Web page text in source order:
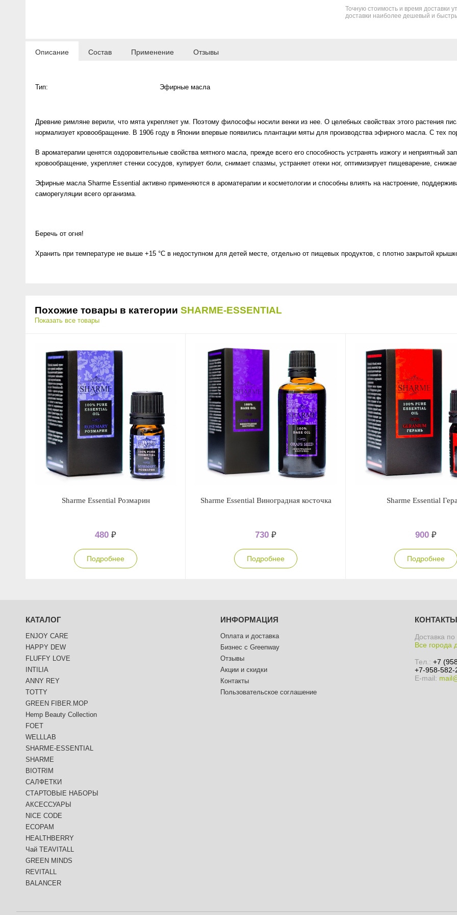
Enjoy Care
Точную стоимость и время доставки
доставки наиболее дешевый и
Описание Состав Применение Отзывы
Тип: Эфирные масла
Древние римляне верили, что мята укрепляет ум. Поэтому философы носили венки из нее. О целебных свойствах этого растения
нормализует кровообращение. В 1906 году в Японии впервые появились плантации мяты для производства эфирного масла. С тех
В ароматерапии ценятся оздоровительные свойства мятного масла, прежде всего его способность устранять изжогу и неприятный
кровообращение, укрепляет стенки сосудов, купирует боли, снимает спазмы, устраняет отеки ног, оптимизирует пищеварение,
Эфирные масла Sharme Essential активно применяются в ароматерапии и косметологии и способны влиять на настроение,
саморегуляции всего организма.
Беречь от огня!
Хранить при температуре не выше +15 °C в недоступном для детей месте, отдельно от пищевых продуктов, с плотно закрытой
Похожие товары в категории SHARME-ESSENTIAL
Показать все товары
Sharme Essential Розмарин
480 ₽
Подробнее
Sharme Essential Виноградная косточка
730 ₽
Подробнее
Sharme Essential
900 ₽
Подробнее
КАТАЛОГ
ENJOY CARE
HAPPY DEW
FLUFFY LOVE
INTILIA
ANNY REY
TOTTY
GREEN FIBER.MOP
Hemp Beauty Collection
FOET
WELLLAB
SHARME-ESSENTIAL
SHARME
BIOTRIM
САЛФЕТКИ
СТАРТОВЫЕ НАБОРЫ
АКСЕССУАРЫ
NICE CODE
ECOPAM
HEALTHBERRY
Чай TEAVITALL
GREEN MINDS
REVITALL
BALANCER
ИНФОРМАЦИЯ
Оплата и доставка
Бизнес с Greenway
Отзывы
Акции и скидки
Контакты
Пользовательское соглашение
Доставка
Все города
Тел.:+7
+7-958-582-
E-mail: